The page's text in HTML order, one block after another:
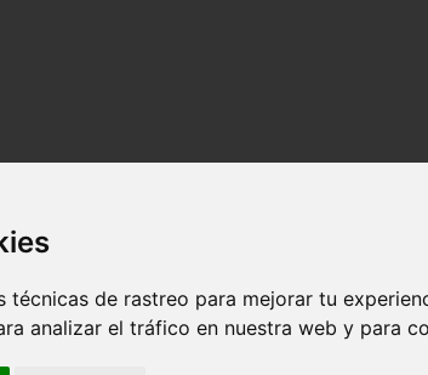
técnicas de rastreo para mejorar tu
analizar el tráfico en nuestra web y para
de belleza
mejorar tu belleza y llevar el cuidado de la piel al